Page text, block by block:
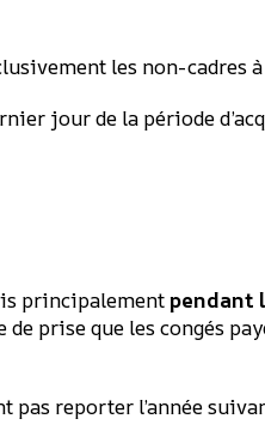
les non-cadres
jour de la période
principalementpendant
de prise que les congés
pas reporter l’année